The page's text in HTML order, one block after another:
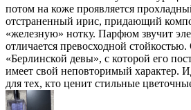
потом на коже проявляется
отстраненный ирис, придающий
«железную» нотку. Парфюм звучит
отличается превосходной
«Берлинской девы», с которой его
имеет свой неповторимый характер.
для тех, кто ценит стильные